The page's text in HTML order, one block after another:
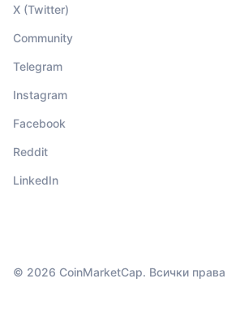
X (Twitter)
Community
Telegram
Instagram
Facebook
Reddit
LinkedIn
© 2026 CoinMarketCap. Всички права